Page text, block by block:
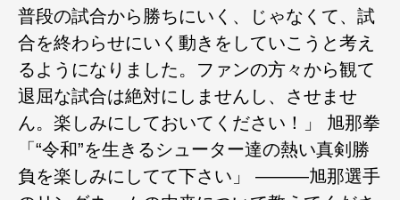
普段の試合から勝ちにいく、じゃなくて、試
合を終わらせにいく動きをしていこうと考え
るようになりました。ファンの方々から観て
退屈な試合は絶対にしませんし、させませ
ん。楽しみにしておいてください！」 旭那拳
「“令和”を生きるシューター達の熱い真剣勝
負を楽しみにしてて下さい」 ―――旭那選手